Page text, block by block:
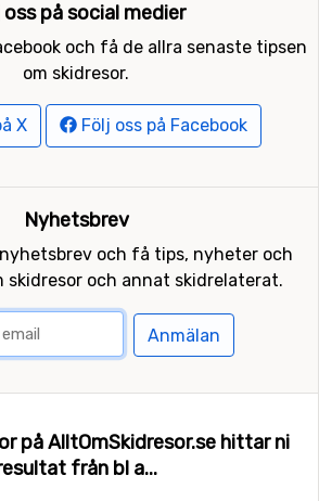
oss på social medier
och få de allra senaste tipsen
om skidresor.
X Följ oss på Facebook
Nyhetsbrev
och få tips, nyheter och
skidresor och annat skidrelaterat.
Anmälan
på AlltOmSkidresor.se hittar ni
från bl a...